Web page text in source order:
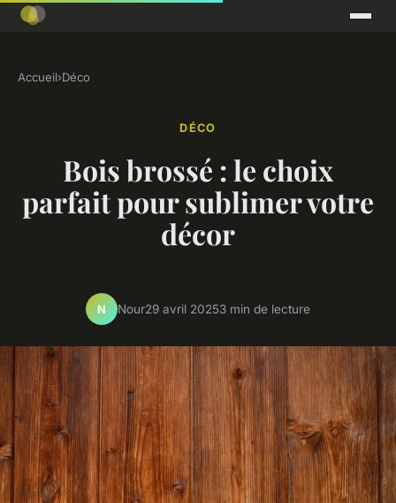
Accueil›Déco
DÉCO
Bois brossé : le choix
parfait pour sublimer votre
décor
N Nour29 avril 20253 min de lecture